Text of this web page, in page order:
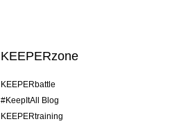
KEEPERzone
KEEPERbattle
#KeepItAll Blog
KEEPERtraining